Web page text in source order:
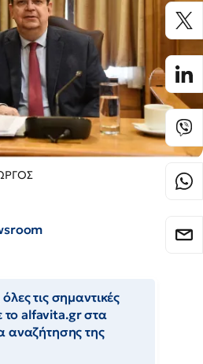
τις σημαντικές
το alfavita.gr στα
αναζήτησης της